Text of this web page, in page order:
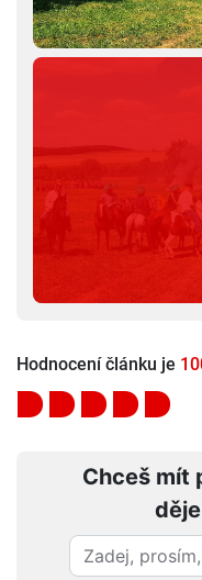
Hodnocení článku je
Chceš mít